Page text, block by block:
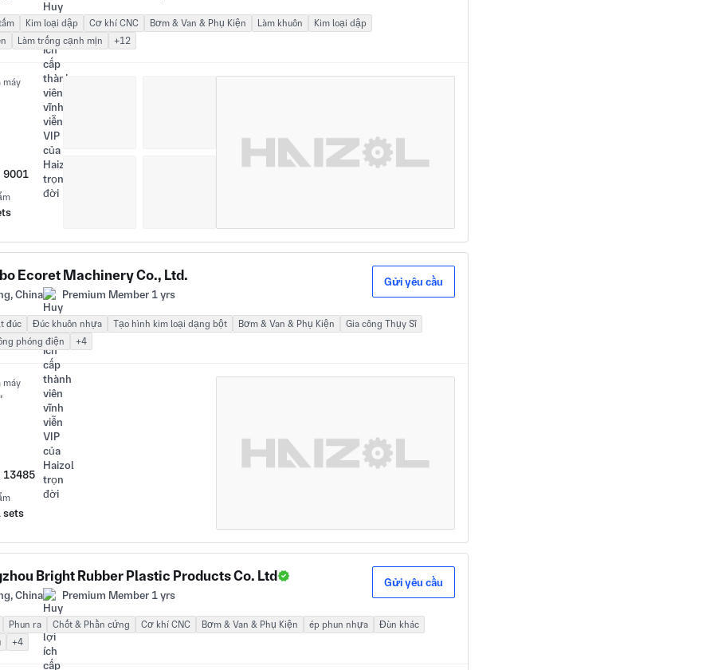
Kim loại dập Cơ khí CNC Bơm & Van & Phụ Kiện Làm khuôn
Kim loại dập
Làm trống cạnh mịn +12
máy
9001
Ecoret Machinery Co., Ltd.
China Premium Member 1 yrs
Gửi yêu cầu
đúc Đúc khuôn nhựa Tạo hình kim loại dạng bột Bơm & Van & Phụ Kiện
Gia công Thụy Sĩ
phóng điện +4
máy
13485
sets
Bright Rubber Plastic Products Co. Ltd
China Premium Member 1 yrs
Gửi yêu cầu
Phun ra Chốt & Phần cứng Cơ khí CNC Bơm & Van & Phụ Kiện ép phun nhựa
Đùn khác
+4